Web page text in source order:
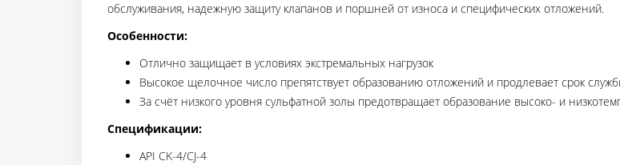
обслуживания, надежную защиту клапанов и поршней от износа и специфических отложений.
Особенности:
Отлично защищает в условиях экстремальных нагрузок
Высокое щелочное число препятствует образованию отложений и продлевает срок
За счёт низкого уровня сульфатной золы предотвращает образование высоко- и
Спецификации:
API CK-4/CJ-4